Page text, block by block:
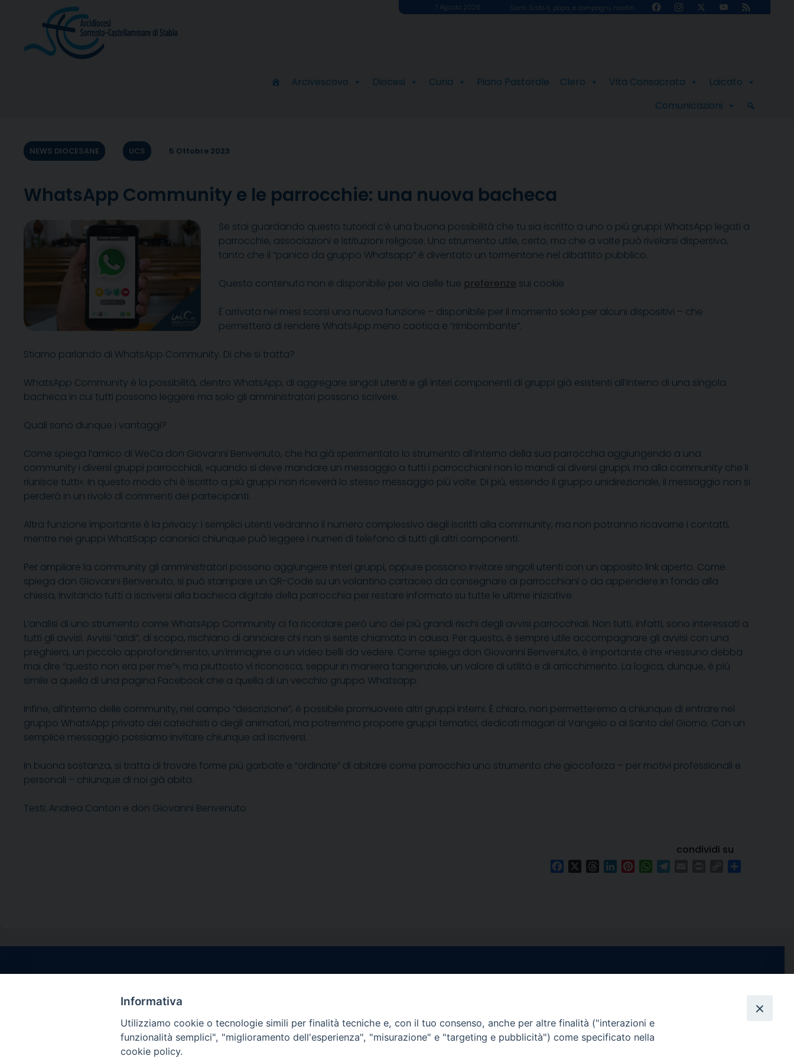
7 Agosto 2026 Santi Sisto II, papa, e compagni, martiri FacebookInstagram
X
YouTube
Feed
Arcivescovo Diocesi Curia Piano Pastorale Clero Vita Consacrata
Laicato
Comunicazioni
NEWS DIOCESANE UCS 5 Ottobre 2023
WhatsApp Community e le parrocchie: una nuova bacheca
Se stai guardando questo tutorial c’è una buona possibilità che tu sia iscritto a uno o più gruppi WhatsApp legati a
parrocchie, associazioni e istituzioni religiose. Uno strumento utile, certo, ma che a volte può rivelarsi dispersivo,
tanto che il “panico da gruppo Whatsapp” è diventato un tormentone nel dibattito pubblico.
Questo contenuto non è disponibile per via delle tue preferenze sui cookie
È arrivata nei mesi scorsi una nuova funzione – disponibile per il momento solo per alcuni dispositivi – che
permetterà di rendere WhatsApp meno caotica e “rimbombante”.
Stiamo parlando di WhatsApp Community. Di che si tratta?
WhatsApp Community è la possibilità, dentro WhatsApp, di aggregare singoli utenti e gli interi componenti di gruppi già esistenti all’interno di una singola
bacheca in cui tutti possono leggere ma solo gli amministratori possono scrivere.
Quali sono dunque i vantaggi?
Come spiega l’amico di WeCa don Giovanni Benvenuto, che ha già sperimentato lo strumento all’interno della sua parrocchia aggiungendo a una
community i diversi gruppi parrocchiali, «quando si deve mandare un messaggio a tutti i parrocchiani non lo mandi ai diversi gruppi, ma alla community che li
riunisce tutti». In questo modo chi è iscritto a più gruppi non riceverà lo stesso messaggio più volte. Di più, essendo il gruppo unidirezionale, il messaggio non si
perderà in un rivolo di commenti dei partecipanti.
Altra funzione importante è la privacy: i semplici utenti vedranno il numero complessivo degli iscritti alla community, ma non potranno ricavarne i contatti,
mentre nei gruppi WhatSapp canonici chiunque può leggere i numeri di telefono di tutti gli altri componenti.
Per ampliare la community gli amministratori possono aggiungere interi gruppi, oppure possono invitare singoli utenti con un apposito link aperto. Come
spiega don Giovanni Benvenuto, si può stampare un QR-Code su un volantino cartaceo da consegnare ai parrocchiani o da appendere in fondo alla
chiesa, invitando tutti a iscriversi alla bacheca digitale della parrocchia per restare informato su tutte le ultime iniziative.
L’analisi di uno strumento come WhatsApp Community ci fa ricordare però uno dei più grandi rischi degli avvisi parrocchiali. Non tutti, infatti, sono interessati a
tutti gli avvisi. Avvisi “aridi”, di scopo, rischiano di annoiare chi non si sente chiamato in causa. Per questo, è sempre utile accompagnare gli avvisi con una
preghiera, un piccolo approfondimento, un’immagine o un video belli da vedere. Come spiega don Giovanni Benvenuto, è importante che «nessuno debba
mai dire “questo non era per me”», ma piuttosto vi riconosca, seppur in maniera tangenziale, un valore di utilità e di arricchimento. La logica, dunque, è più
simile a quella di una pagina Facebook che a quella di un vecchio gruppo Whatsapp.
Infine, all’interno delle community, nel campo “descrizione”, è possibile promuovere altri gruppi interni. È chiaro, non permetteremo a chiunque di entrare nel
gruppo WhatsApp privato dei catechisti o degli animatori, ma potremmo proporre gruppi tematici, dedicati magari al Vangelo o al Santo del Giorno. Con un
semplice messaggio possiamo invitare chiunque ad iscriversi.
In buona sostanza, si tratta di trovare forme più garbate e “ordinate” di abitare come parrocchia uno strumento che giocoforza – per motivi professionali e
personali – chiunque di noi già abita.
Testi: Andrea Canton e don Giovanni Benvenuto
condividi su
FacebookThreadsLinkedInPinterestWhatsApp
Copy
Via Santa Maria della Pietà, 44 – 80067
Sorrento (NA)
tel. 0818781244
Giorni ed Orari Apertura Uffici:
Venerdì ore 09:30 – 12:30
tel. 0818714501
Giorni ed Orari Apertura Uffici:
YouTube
Channel
Feed
Informativa
Utilizziamo cookie o tecnologie simili per finalità tecniche e, con il tuo consenso, anche per altre finalità ("interazioni e
funzionalità semplici", "miglioramento dell'esperienza", "misurazione" e "targeting e pubblicità") come specificato nella
cookie policy.